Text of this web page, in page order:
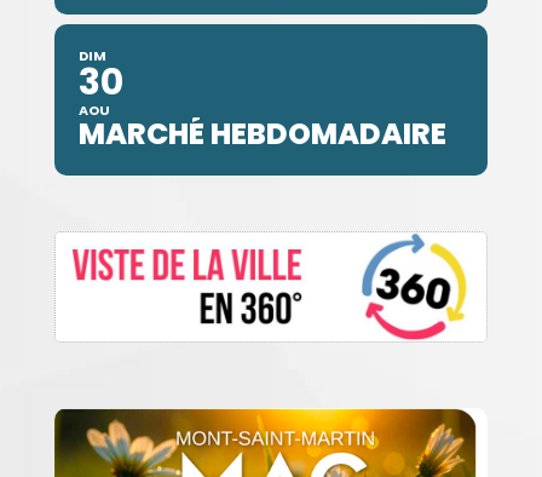
DIM
30
AOU
MARCHÉ HEBDOMADAIRE